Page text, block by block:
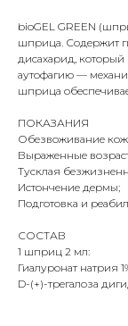
bioGEL GREEN
шприца. Содержит
дисахарид, который
аутофагию —
шприца
ПОКАЗАНИЯ
Обезвоживание
Выраженные
Тусклая
Истончение дермы;
Подготовка и
СОСТАВ
1 шприц 2 мл:
Гиалуронат натрия
D-(+)-трегалоза